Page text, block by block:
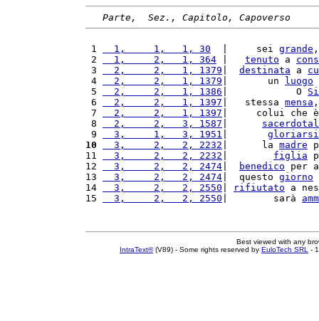
Parte,  Sez., Capitolo, Capoverso
1
  1,     1,   1, 30
  |     sei
grande
2
  1,     2,   1, 364
tenuto a
3
  2,     2,   1, 1379
destinata a
4
  2,     2,   1, 1379
|       un
luogo
5
  2,     2,   1, 1386
|            O
6
  2,     2,   1, 1397
|   stessa mensa
7
  2,     2,   1, 1397
|     colui che
8
  2,     2,   3, 1587
9
  3,     1,   3, 1951
gloriarsi
10
  3,     2,   2, 2232
|      la madre
11
  3,     2,   2, 2232
figlia
12
  3,     2,   2, 2474
benedico per
13
  3,     2,   2, 2474
|  questo giorno
14
  3,     2,   2, 2550
rifiutato a
15
  3,     2,   2, 2550
|        sarà
Best viewed with any
IntraText®(V89) - Some rights reserved by EuloTech SRL -